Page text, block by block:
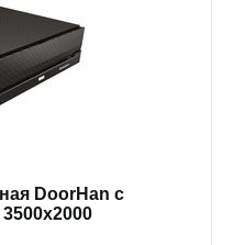
DoorHan с